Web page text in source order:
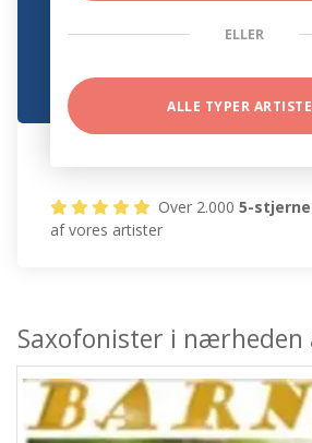
ELLER
ALLE TYPER
Over 2.0005-
af vores artister
Saxofonister i nærheden